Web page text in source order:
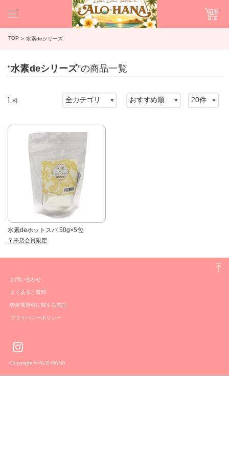
TOP 水素deシリーズ
“水素deシリーズ”の商品一覧
1 件
水素deホットスパ 50g×5包
￥来店会員限定
お問い合わせ
よくあるご質問
特定商取引に関する表記
プライバシーポリシー
Copyright © ALO-HANA